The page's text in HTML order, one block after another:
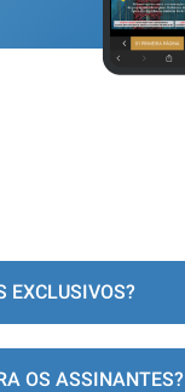
EXCLUSIVOS?
OS ASSINANTES?